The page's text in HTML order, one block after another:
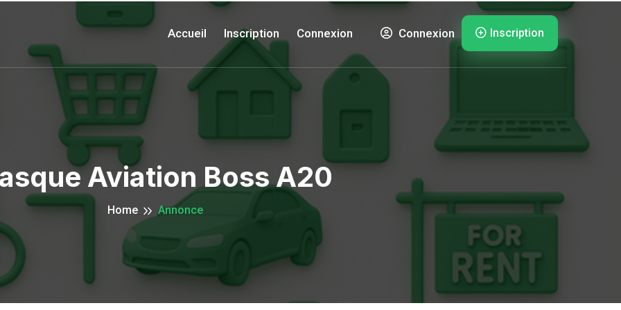
Accueil Inscription Connexion Connexion Inscription
Aviation Boss A20
Home Annonce